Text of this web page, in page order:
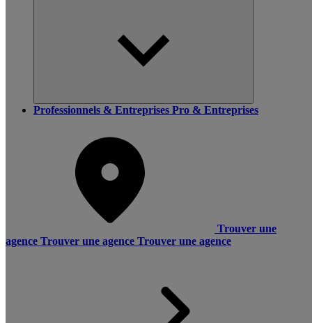
Professionnels & Entreprises Pro & Entreprises
Trouver une
agence Trouver une agence Trouver une agence